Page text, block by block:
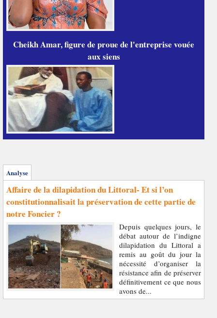
Cheikh Amar, figure de proue de l'entreprise vouée
aux siens
Analyse
Affaire de la dilapidation du Littoral- Et si l’on
constitutionnalisait la préservation de cette partie de
notre Foncier ?
Depuis quelques jours, le
débat autour de l’indigne
dilapidation du Littoral a
remis au goût du jour la
nécessité d’organiser la
résistance afin de préserver
définitivement ce que nous
avons de...